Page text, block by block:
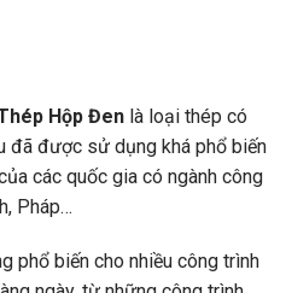
Hộp Đen là loại thép có
đã được sử dụng khá phổ biến
các quốc gia có ngành công
Pháp…
phổ biến cho nhiều công trình